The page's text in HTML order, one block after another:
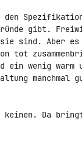
gibt.
sind. Aber
tot
wenig warm
manchmal
Da